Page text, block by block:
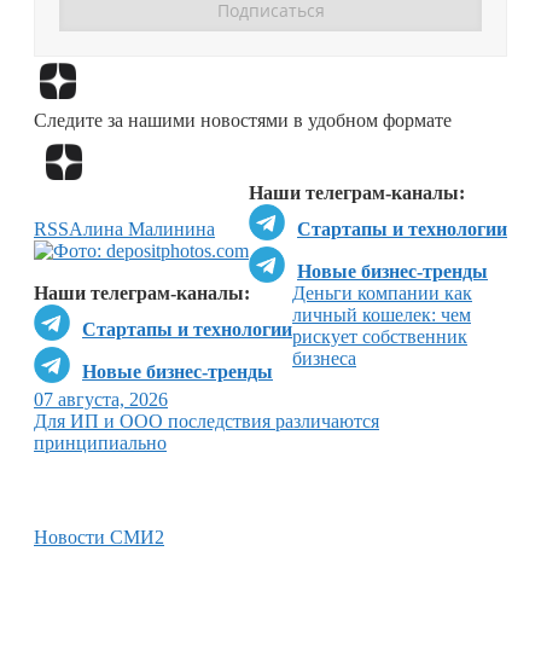
Следите за нашими новостями в удобном формате
Наши телеграм-каналы:
Стартапы и технологии
Новые бизнес-тренды
Наши телеграм-каналы:
Стартапы и технологии
Новые бизнес-тренды
RSSАлина Малинина
Деньги компании как
личный кошелек: чем
рискует собственник
бизнеса
07 августа, 2026
Для ИП и ООО последствия различаются
принципиально
Новости СМИ2